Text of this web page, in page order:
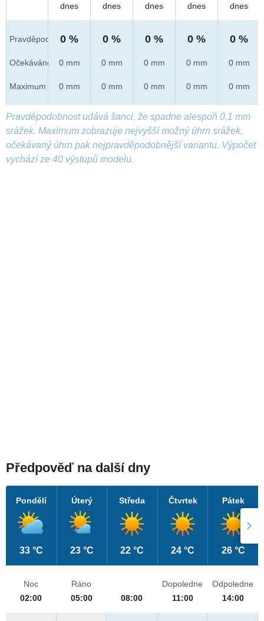
Pravděpod.
Očekáváno
Maximum
dnes
0 %
0 mm
0 mm
dnes
0 %
0 mm
0 mm
dnes
0 %
0 mm
0 mm
dnes
0 %
0 mm
0 mm
dnes
0 %
0 mm
0 mm
Pravděpodobnost udává šanci, že spadne alespoň 0,1 mm
srážek. Maximum zobrazuje nejvyšší možný úhrn srážek,
očekávaný úhrn pak nejpravděpodobnější variantu. Výpočet
vychází ze 40 výstupů modelu.
Předpověď na další dny
Pondělí
33 °C
Úterý
23 °C
Středa
22 °C
Čtvrtek
24 °C
Pátek
26 °C
Noc
02:00
Ráno
05:00
08:00
Dopoledne
11:00
Odpoledne
14:00